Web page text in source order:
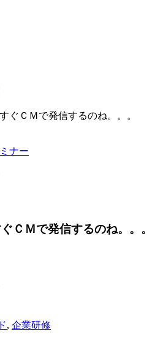
ぐＣＭで発信するのね。。。
ナー
ＣＭで発信するのね。。。
, 企業研修